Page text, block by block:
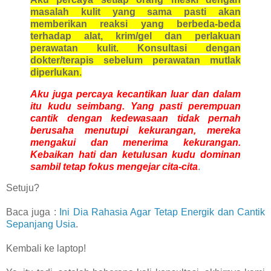
masalah kulit yang sama pasti akan
memberikan reaksi yang berbeda-beda
terhadap alat, krim/gel dan perlakuan
perawatan kulit. Konsultasi dengan
dokter/terapis sebelum perawatan mutlak
diperlukan.
Aku juga percaya kecantikan luar dan dalam
itu kudu seimbang. Yang pasti perempuan
cantik dengan kedewasaan tidak pernah
berusaha menutupi kekurangan, mereka
mengakui dan menerima kekurangan.
Kebaikan hati dan ketulusan kudu dominan
sambil tetap fokus mengejar cita-cita.
Setuju?
Baca juga :
Ini Dia Rahasia Agar Tetap Energik dan Cantik
Sepanjang Usia.
Kembali ke laptop!